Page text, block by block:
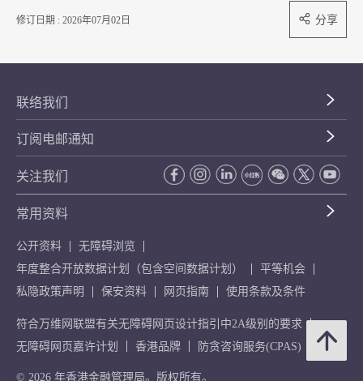
修订日期 : 2026年07月02日 分享
联络我们
订阅电邮通知
关注我们
常用资料
公开资料
无障碍浏览
年度整合开放数据计划（包含空间数据计划）
平等机会
私隐政策声明
保安资料 网页指南 使用条款及条件
符合万维网联盟有关无障碍网页设计指引中2A级别的要求
无障碍网页嘉许计划
香港品牌 防贪咨询服务(CPAS)
© 2026 年香港金融管理局。版权所有。